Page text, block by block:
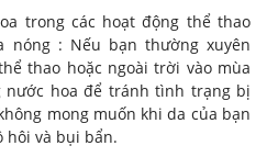
trong các hoạt động thể thao
nóng : Nếu bạn thường xuyên
thao hoặc ngoài trời vào mùa
nước hoa để tránh tình trạng bị
mong muốn khi da của bạn
hôi và bụi bẩn.